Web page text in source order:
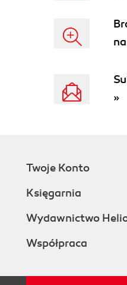
»
Twoje Konto
Księgarnia
Wydawnictwo
Współpraca